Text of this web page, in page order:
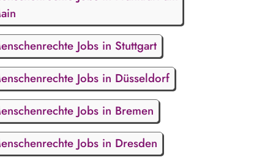
Jobs in Stuttgart
Jobs in Düsseldorf
Jobs in Bremen
Jobs in Dresden